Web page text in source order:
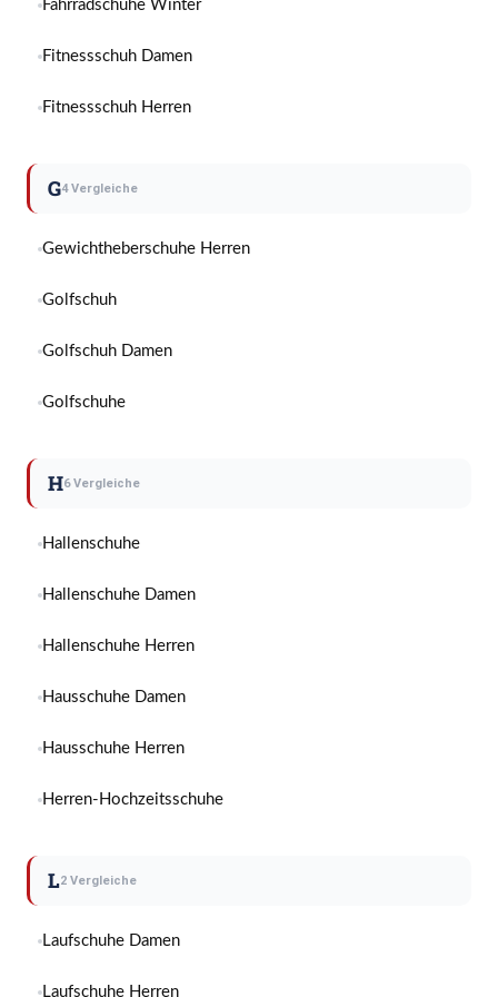
von Sportschuhen, um maximale Leistung und Komfort zu
Fahrradschuhe Winter
Fitnessschuh Damen
Fitnessschuh Herren
G4 Vergleiche
Gewichtheberschuhe Herren
Golfschuh
Golfschuh Damen
Golfschuhe
H6 Vergleiche
Hallenschuhe
Hallenschuhe Damen
Hallenschuhe Herren
Hausschuhe Damen
Hausschuhe Herren
Herren-Hochzeitsschuhe
L2 Vergleiche
Laufschuhe Damen
Laufschuhe Herren